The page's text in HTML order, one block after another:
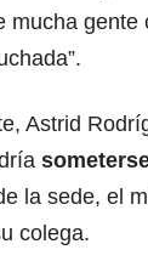
mucha
Astrid
la sede, el
colega.